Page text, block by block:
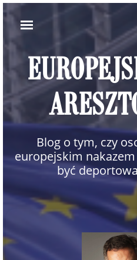
Blog o tym, czy
europejskim
być